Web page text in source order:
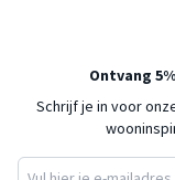
Ontvang
Schrijf je in voor